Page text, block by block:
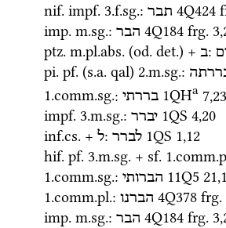
nif. impf. 3.f.sg.: תבר 4Q424
imp. m.sg.: הבר 4Q184 frg. 3,
ptz. m.pl.abs. (od. det.) + ב:
pi. pf. (s.a. qal) 2.m.sg.:
1.comm.sg.: בררתי 1QHa 7,23
impf. 3.m.sg.: יברר 1QS 4,20
inf.cs. + ל: לברר 1QS 1,12
hif. pf. 3.m.sg. + sf. 1.comm.
1.comm.sg.: הברותי 11Q5 21,
1.comm.pl.: הברנו 4Q378 frg.
imp. m.sg.: הבר 4Q184 frg. 3,